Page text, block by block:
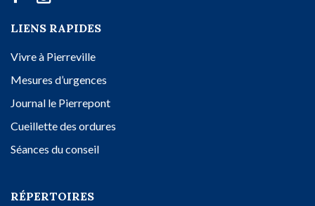
LIENS RAPIDES
Vivre à Pierreville
Mesures d’urgences
Journal le Pierrepont
Cueillette des ordures
Séances du conseil
RÉPERTOIRES